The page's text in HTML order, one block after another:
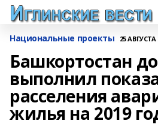
Национальные проекты 25 АВГУСТА
Башкортостан
выполнил
расселения
жилья на 2019